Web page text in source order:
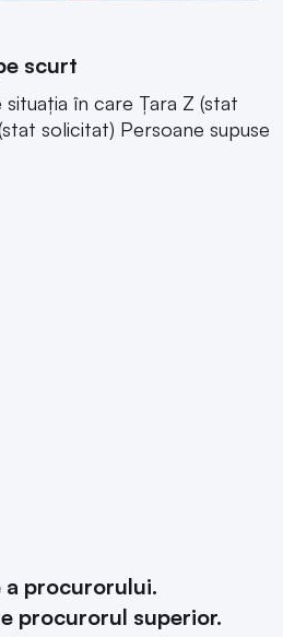
scurt
în care Țara Z (stat
solicitat) Persoane supuse
a procurorului.
procurorul superior.